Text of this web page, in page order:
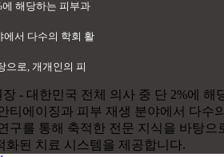
해당하는 피부과
에서 다수의 학회 활
으로, 개개인의 피